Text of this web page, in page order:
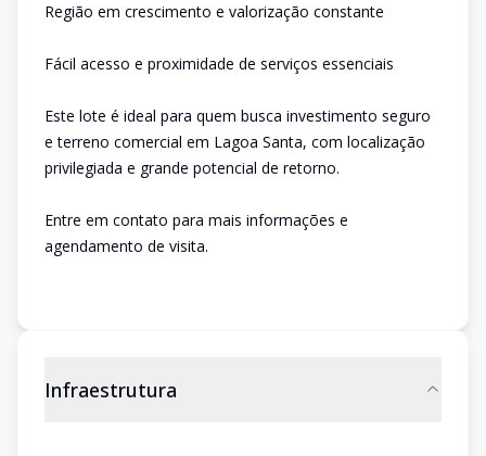
Região em crescimento e valorização constante
Fácil acesso e proximidade de serviços essenciais
Este lote é ideal para quem busca investimento seguro
e terreno comercial em Lagoa Santa, com localização
privilegiada e grande potencial de retorno.
Entre em contato para mais informações e
agendamento de visita.
Infraestrutura